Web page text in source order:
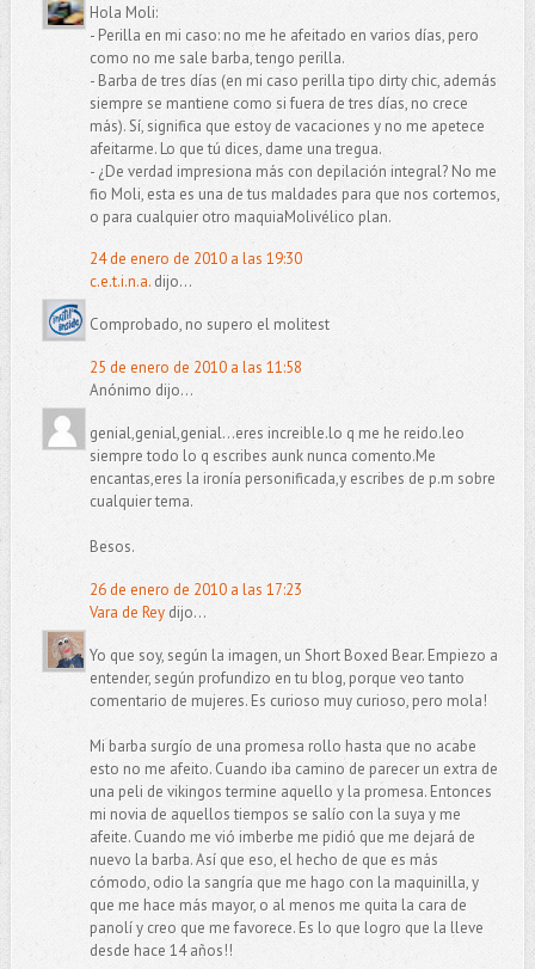
Hola Moli:
- Perilla en mi caso: no me he afeitado en varios días, pero
como no me sale barba, tengo perilla.
- Barba de tres días (en mi caso perilla tipo dirty chic, además
siempre se mantiene como si fuera de tres días, no crece
más). Sí, significa que estoy de vacaciones y no me apetece
afeitarme. Lo que tú dices, dame una tregua.
- ¿De verdad impresiona más con depilación integral? No me
fio Moli, esta es una de tus maldades para que nos cortemos,
o para cualquier otro maquiaMolivélico plan.
24 de enero de 2010 a las 19:30
c.e.t.i.n.a.dijo...
Comprobado, no supero el molitest
25 de enero de 2010 a las 11:58
Anónimo dijo...
genial,genial,genial...eres increible.lo q me he reido.leo
siempre todo lo q escribes aunk nunca comento.Me
encantas,eres la ironía personificada,y escribes de p.m sobre
cualquier tema.
Besos.
26 de enero de 2010 a las 17:23
Vara de Reydijo...
Yo que soy, según la imagen, un Short Boxed Bear. Empiezo a
entender, según profundizo en tu blog, porque veo tanto
comentario de mujeres. Es curioso muy curioso, pero mola!
Mi barba surgío de una promesa rollo hasta que no acabe
esto no me afeito. Cuando iba camino de parecer un extra de
una peli de vikingos termine aquello y la promesa. Entonces
mi novia de aquellos tiempos se salío con la suya y me
afeite. Cuando me vió imberbe me pidió que me dejará de
nuevo la barba. Así que eso, el hecho de que es más
cómodo, odio la sangría que me hago con la maquinilla, y
que me hace más mayor, o al menos me quita la cara de
panolí y creo que me favorece. Es lo que logro que la lleve
desde hace 14 años!!